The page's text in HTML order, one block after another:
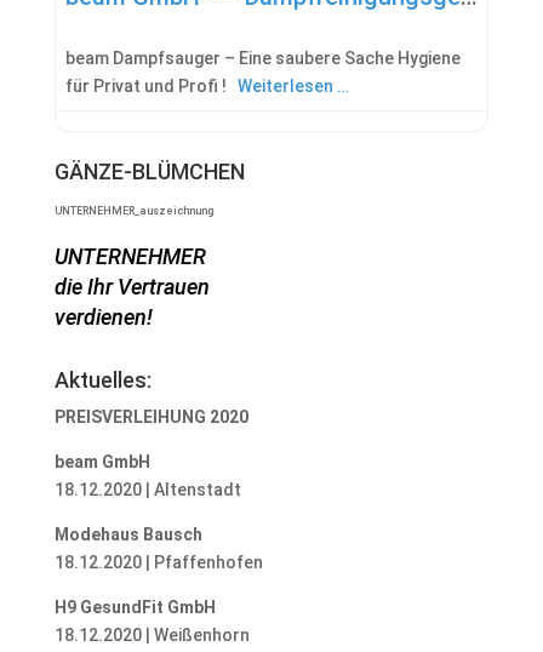
beam Dampfsauger – Eine saubere Sache Hygiene
für Privat und Profi ! Weiterlesen …
GÄNZE-BLÜMCHEN
UNTERNEHMER_auszeichnung
UNTERNEHMER
die Ihr Vertrauen
verdienen!
Aktuelles:
PREISVERLEIHUNG 2020
beam GmbH
18.12.2020 | Altenstadt
Modehaus Bausch
18.12.2020 | Pfaffenhofen
H9 GesundFit GmbH
18.12.2020 | Weißenhorn